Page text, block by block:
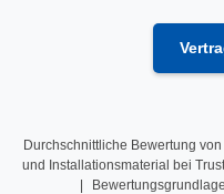
Durchschnittliche Bewertung von
und Installationsmaterial bei
|